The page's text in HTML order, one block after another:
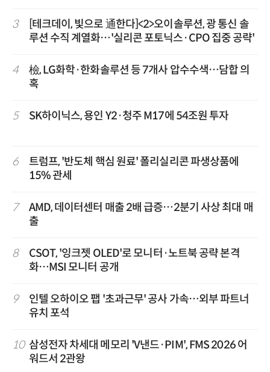
3
[테크데이, 빛으로 通한다]<2>오이솔루션, 광 통신 솔
루션 수직 계열화…'실리콘 포토닉스·CPO 집중 공략'
4
檢, LG화학·한화솔루션 등 7개사 압수수색…담합 의
혹
5 SK하이닉스, 용인 Y2·청주 M17에 54조원 투자
6
트럼프, '반도체 핵심 원료' 폴리실리콘 파생상품에
15% 관세
7
AMD, 데이터센터 매출 2배 급증…2분기 사상 최대 매
출
8
CSOT, '잉크젯 OLED'로 모니터·노트북 공략 본격
화…MSI 모니터 공개
9
인텔 오하이오 팹 '초과근무' 공사 가속…외부 파트너
유치 포석
10 삼성전자 차세대 메모리 'V낸드·PIM', FMS 2026 어
워드서 2관왕